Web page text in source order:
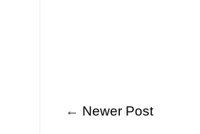
← Newer Post